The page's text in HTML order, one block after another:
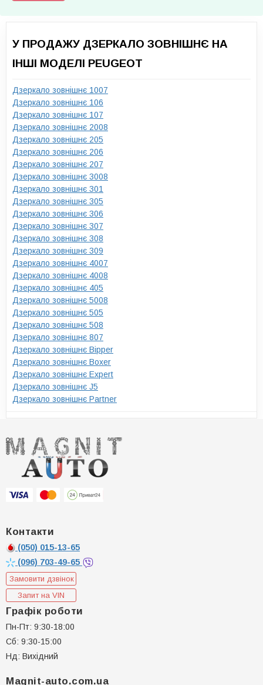
У ПРОДАЖУ ДЗЕРКАЛО ЗОВНІШНЄ НА
ІНШІ МОДЕЛІ PEUGEOT
Дзеркало зовнішнє 1007
Дзеркало зовнішнє 106
Дзеркало зовнішнє 107
Дзеркало зовнішнє 2008
Дзеркало зовнішнє 205
Дзеркало зовнішнє 206
Дзеркало зовнішнє 207
Дзеркало зовнішнє 3008
Дзеркало зовнішнє 301
Дзеркало зовнішнє 305
Дзеркало зовнішнє 306
Дзеркало зовнішнє 307
Дзеркало зовнішнє 308
Дзеркало зовнішнє 309
Дзеркало зовнішнє 4007
Дзеркало зовнішнє 4008
Дзеркало зовнішнє 405
Дзеркало зовнішнє 5008
Дзеркало зовнішнє 505
Дзеркало зовнішнє 508
Дзеркало зовнішнє 807
Дзеркало зовнішнє Bipper
Дзеркало зовнішнє Boxer
Дзеркало зовнішнє Expert
Дзеркало зовнішнє J5
Дзеркало зовнішнє Partner
Контакти
(050) 015-13-65
(096) 703-49-65
Замовити дзвінок
Запит на VIN
Графік роботи
Пн-Пт: 9:30-18:00
Сб: 9:30-15:00
Нд: Вихідний
Magnit-auto.com.ua